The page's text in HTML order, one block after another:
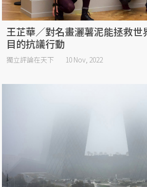
王芷華／對名畫灑薯泥能拯救世
目的抗議行動
獨立評論在天下 10 Nov, 2022